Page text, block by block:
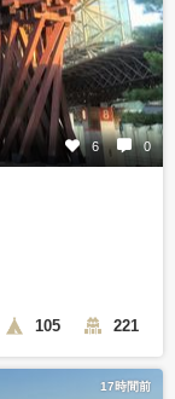
6 0
105 221
17時間前